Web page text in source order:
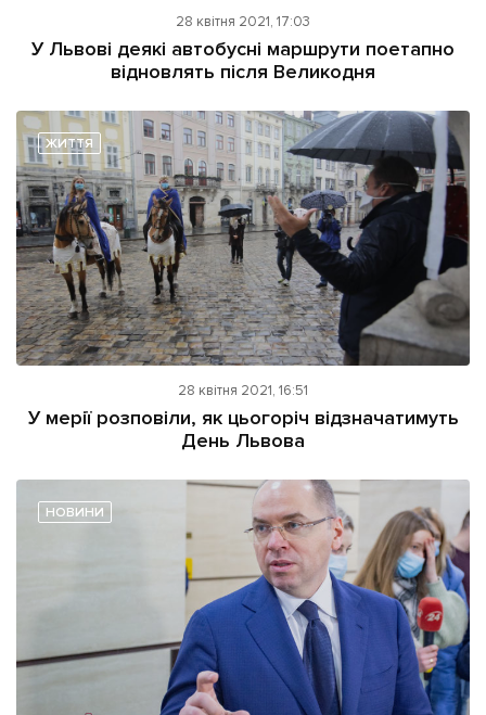
28 квітня 2021, 17:03
У Львові деякі автобусні маршрути поетапно
відновлять після Великодня
ЖИТТЯ
28 квітня 2021, 16:51
У мерії розповіли, як цьогоріч відзначатимуть
День Львова
НОВИНИ